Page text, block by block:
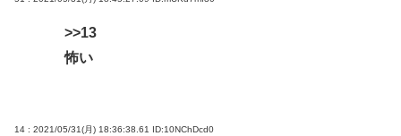
>>13
怖い
14 : 2021/05/31(月) 18:36:38.61 ID:10NChDcd0